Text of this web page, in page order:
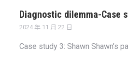
Diagnostic dilemma-Case
2024 年 11 月 22 日
Case study 3: Shawn Shawn’s